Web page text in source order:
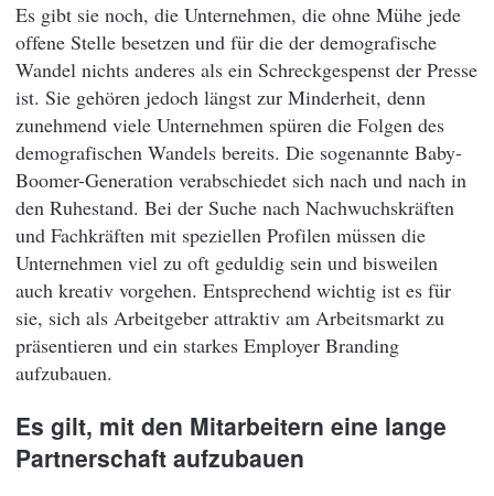
Es gibt sie noch, die Unternehmen, die ohne Mühe jede
offene Stelle besetzen und für die der demografische
Wandel nichts anderes als ein Schreckgespenst der Presse
ist. Sie gehören jedoch längst zur Minderheit, denn
zunehmend viele Unternehmen spüren die Folgen des
demografischen Wandels bereits. Die sogenannte Baby-
Boomer-Generation verabschiedet sich nach und nach in
den Ruhestand. Bei der Suche nach Nachwuchskräften
und Fachkräften mit speziellen Profilen müssen die
Unternehmen viel zu oft geduldig sein und bisweilen
auch kreativ vorgehen. Entsprechend wichtig ist es für
sie, sich als Arbeitgeber attraktiv am Arbeitsmarkt zu
präsentieren und ein starkes Employer Branding
aufzubauen.
Es gilt, mit den Mitarbeitern eine lange
Partnerschaft aufzubauen